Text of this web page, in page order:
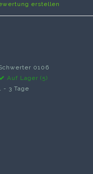
erstellen
0106
Auf Lager (5)
- 3 Tage